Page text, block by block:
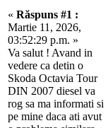
« Răspuns #1 :
Martie 11, 2026,
03:52:29 p.m. »
Va salut ! Avand in
vedere ca detin o
Skoda Octavia Tour
DIN 2007 diesel va
rog sa ma informati si
pe mine daca ati avut